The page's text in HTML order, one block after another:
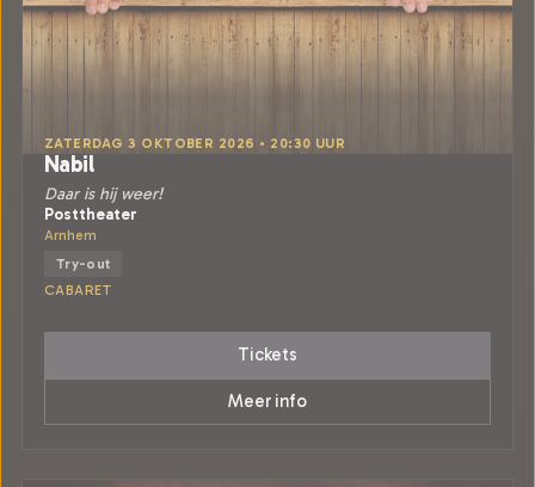
ZATERDAG 3 OKTOBER 2026 • 20:30 UUR
Nabil
Daar is hij weer!
Posttheater
Arnhem
Try-out
CABARET
Tickets
Meer info